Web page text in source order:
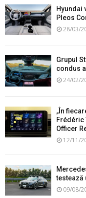
Hyundai
Pleos
28/03/
Grupul
condus
24/02/
„În
Frédéric
Officer
12/11/
testează
09/08/